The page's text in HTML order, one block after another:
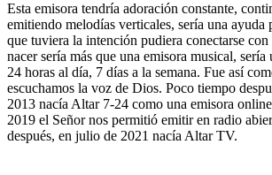
Esta emisora tendría adoración constante,
emitiendo melodías verticales, sería una ayuda
que tuviera la intención pudiera conectarse
nacer sería más que una emisora musical, sería
24 horas al día, 7 días a la semana. Fue así
escuchamos la voz de Dios. Poco tiempo
2013 nacía Altar 7-24 como una emisora
2019 el Señor nos permitió emitir en radio
después, en julio de 2021 nacía Altar TV.